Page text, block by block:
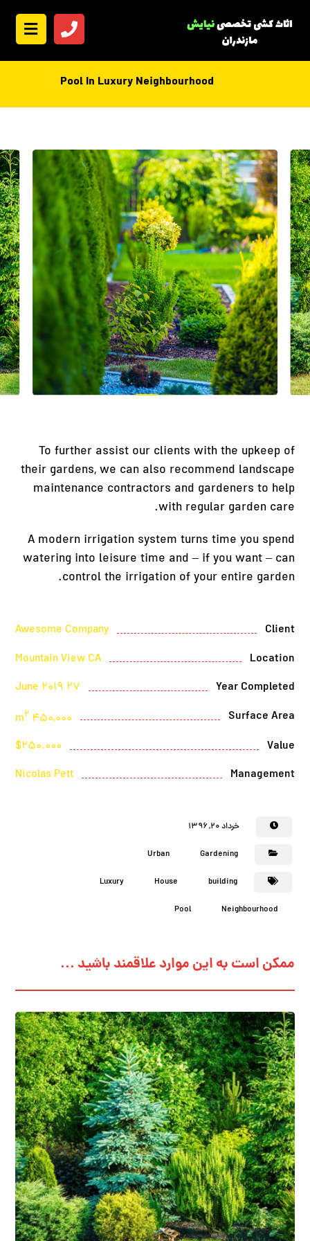
Pool In Luxury Neighbourhood
To further assist our clients with the upkeep of
their gardens, we can also recommend landscape
maintenance contractors and gardeners to help
with regular garden care.
A modern irrigation system turns time you spend
watering into leisure time and – if you want – can
control the irrigation of your entire garden.
Client
Awesome Company
Location
Mountain View CA
Year Completed
27 June 2019
Surface Area
450,000 m
2
Value
$250.000
Management
Nicolas Pett
خرداد ۲۰, ۱۳۹۶
Gardening
Urban
building
House
Luxury
Neighbourhood
Pool
ممکن است به این موارد علاقمند باشید ...